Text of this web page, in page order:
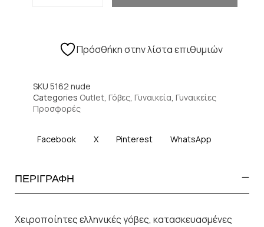
Πρόσθήκη στην λίστα επιθυμιών
SKU 5162 nude
Categories Outlet Γόβες Γυναικεία Γυναικείες
Προσφορές
Facebook X Pinterest WhatsApp
ΠΕΡΙΓΡΑΦΗ
Χειροποίητες ελληνικές γόβες, κατασκευασμένες